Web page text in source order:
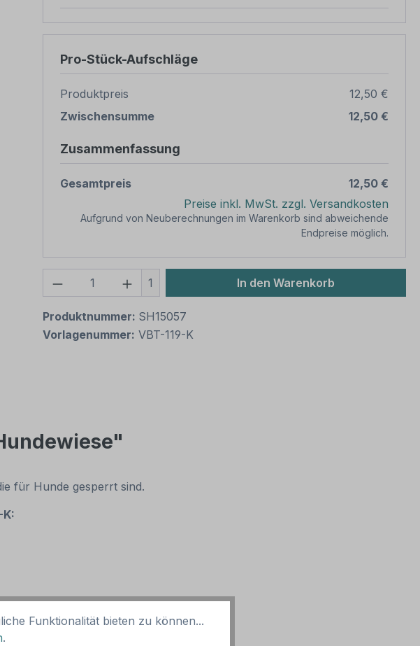
Pro-Stück-Aufschläge
Produktpreis
12,50 €
Zwischensumme
12,50 €
Zusammenfassung
Gesamtpreis
12,50 €
Preise inkl. MwSt. zzgl. Versandkosten
Aufgrund von Neuberechnungen im Warenkorb sind abweichende
Endpreise möglich.
Produkt Anzahl: Gib den gewünschten Wert
1 In den Warenkorb
Produktnummer: SH15057
Vorlagenummer: VBT-119-K
für Hunde gesperrt sind.
Ausführungen sind möglich.
Funktionalität bieten zu können...
.